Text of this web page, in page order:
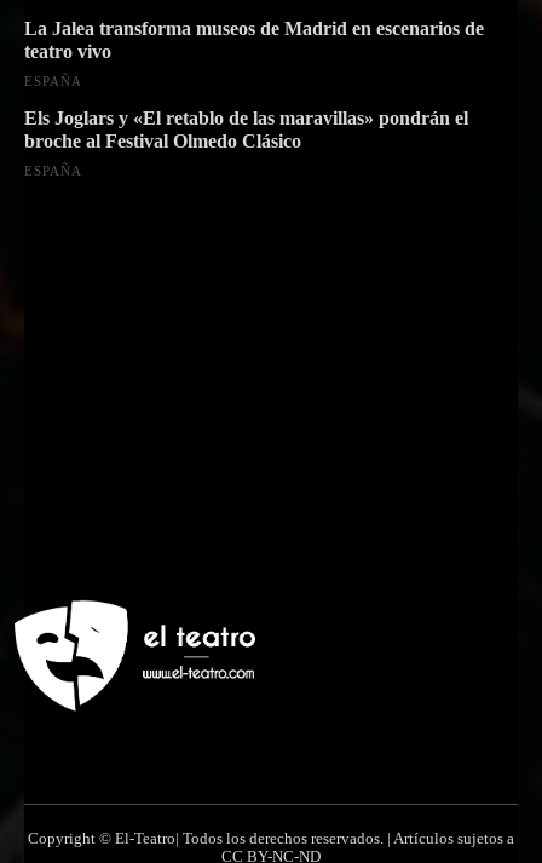
La Jalea transforma museos de Madrid en escenarios de
teatro vivo
ESPAÑA
Els Joglars y «El retablo de las maravillas» pondrán el
broche al Festival Olmedo Clásico
ESPAÑA
Copyright © El-Teatro| Todos los derechos reservados. | Artículos sujetos a
CC BY-NC-ND